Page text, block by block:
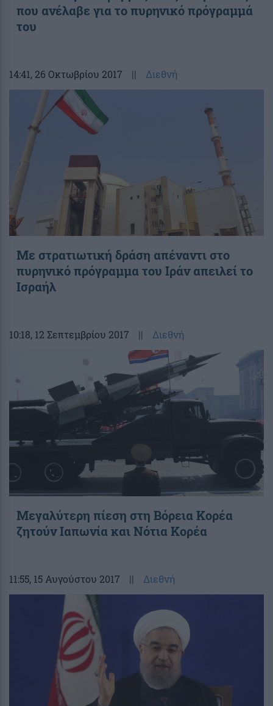
που ανέλαβε για το πυρηνικό πρόγραμμά
του
14:41, 26 Οκτωβρίου 2017 || Διεθνή
Με στρατιωτική δράση απέναντι στο
πυρηνικό πρόγραμμα του Ιράν απειλεί το
Ισραήλ
10:18, 12 Σεπτεμβρίου 2017 || Διεθνή
Μεγαλύτερη πίεση στη Βόρεια Κορέα
ζητούν Ιαπωνία και Νότια Κορέα
11:55, 15 Αυγούστου 2017 || Διεθνή